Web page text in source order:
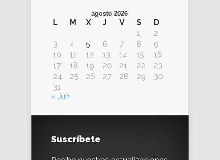
agosto 2026
L M X J V S
D
1
2
3
4 5 6 7 8
9
10
11 12 13 14 15
16
17
18 19 20 21 22
23
24
25 26 27 28 29
30
31
« Jun
Suscríbete